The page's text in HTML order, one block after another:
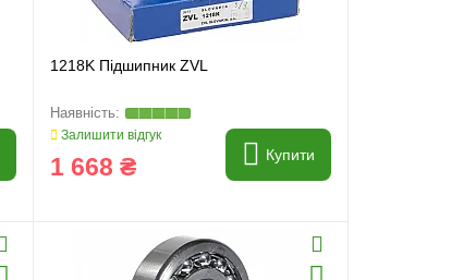
1218K Підшипник ZVL
Залишити відгук
1 668 ₴ Купити